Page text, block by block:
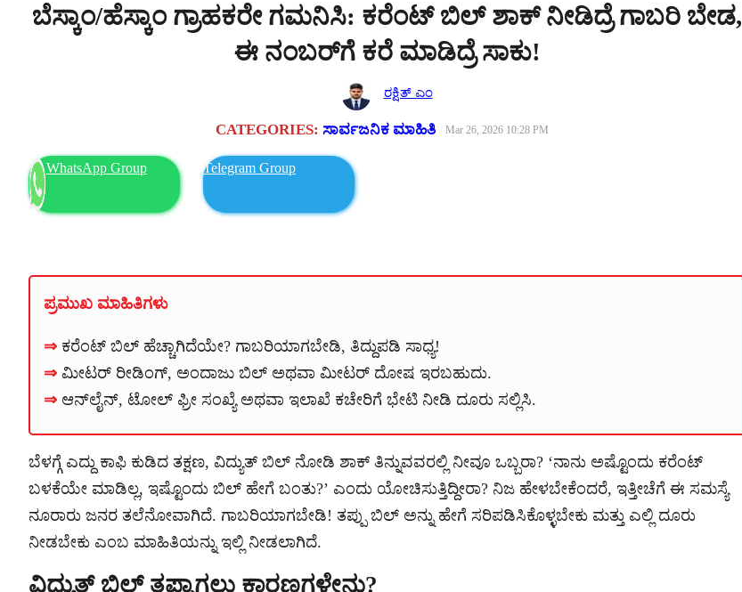
ಬೆಸ್ಕಾಂ/ಹೆಸ್ಕಾಂ ಗ್ರಾಹಕರೇ ಗಮನಿಸಿ: ಕರೆಂಟ್ ಬಿಲ್ ಶಾಕ್ ನೀಡಿದ್ರೆ ಗಾಬರಿ ಬೇಡ,
ಈ ನಂಬರ್‌ಗೆ ಕರೆ ಮಾಡಿದ್ರೆ ಸಾಕು!
ರಕ್ಷಿತ್ ಎಂ
CATEGORIES:ಸಾರ್ವಜನಿಕ ಮಾಹಿತಿ Mar 26, 2026 10:28 PM
WhatsApp Group Telegram Group
ಪ್ರಮುಖ ಮಾಹಿತಿಗಳು
ಕರೆಂಟ್ ಬಿಲ್ ಹೆಚ್ಚಾಗಿದೆಯೇ? ಗಾಬರಿಯಾಗಬೇಡಿ, ತಿದ್ದುಪಡಿ ಸಾಧ್ಯ!
ಮೀಟರ್ ರೀಡಿಂಗ್, ಅಂದಾಜು ಬಿಲ್ ಅಥವಾ ಮೀಟರ್ ದೋಷ ಇರಬಹುದು.
ಆನ್‌ಲೈನ್, ಟೋಲ್ ಫ್ರೀ ಸಂಖ್ಯೆ ಅಥವಾ ಇಲಾಖೆ ಕಚೇರಿಗೆ ಭೇಟಿ ನೀಡಿ ದೂರು ಸಲ್ಲಿಸಿ.
ಬೆಳಗ್ಗೆ ಎದ್ದು ಕಾಫಿ ಕುಡಿದ ತಕ್ಷಣ, ವಿದ್ಯುತ್ ಬಿಲ್ ನೋಡಿ ಶಾಕ್ ತಿನ್ನುವವರಲ್ಲಿ ನೀವೂ ಒಬ್ಬರಾ? ‘ನಾನು ಅಷ್ಟೊಂದು ಕರೆಂಟ್
ಬಳಕೆಯೇ ಮಾಡಿಲ್ಲ, ಇಷ್ಟೊಂದು ಬಿಲ್ ಹೇಗೆ ಬಂತು?’ ಎಂದು ಯೋಚಿಸುತ್ತಿದ್ದೀರಾ? ನಿಜ ಹೇಳಬೇಕೆಂದರೆ, ಇತ್ತೀಚೆಗೆ ಈ ಸಮಸ್ಯೆ
ನೂರಾರು ಜನರ ತಲೆನೋವಾಗಿದೆ. ಗಾಬರಿಯಾಗಬೇಡಿ! ತಪ್ಪು ಬಿಲ್ ಅನ್ನು ಹೇಗೆ ಸರಿಪಡಿಸಿಕೊಳ್ಳಬೇಕು ಮತ್ತು ಎಲ್ಲಿ ದೂರು
ನೀಡಬೇಕು ಎಂಬ ಮಾಹಿತಿಯನ್ನು ಇಲ್ಲಿ ನೀಡಲಾಗಿದೆ.
ವಿದ್ಯುತ್ ಬಿಲ್ ತಪ್ಪಾಗಲು ಕಾರಣಗಳೇನು?